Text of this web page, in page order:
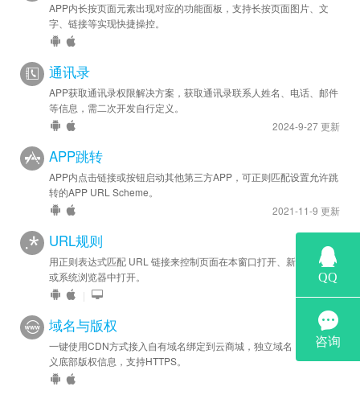
APP内长按页面元素出现对应的功能面板，支持长按页面图片、文
字、链接等实现快捷操控。
通讯录
APP获取通讯录权限解决方案，获取通讯录联系人姓名、电话、邮件
等信息，需二次开发自行定义。
2024-9-27 更新
APP跳转
APP内点击链接或按钮启动其他第三方APP，可正则匹配设置允许跳
转的APP URL Scheme。
2021-11-9 更新
URL规则
用正则表达式匹配 URL 链接来控制页面在本窗口打开、新窗口打开
或系统浏览器中打开。
|
域名与版权
一键使用CDN方式接入自有域名绑定到云商城，独立域名，可自定
义底部版权信息，支持HTTPS。